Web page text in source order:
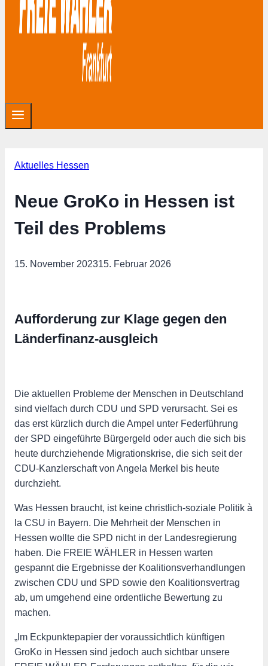
Aktuelles Hessen
Neue GroKo in Hessen ist
Teil des Problems
15. November 202315. Februar 2026
Aufforderung zur Klage gegen den
Länderfinanz-ausgleich
Die aktuellen Probleme der Menschen in Deutschland
sind vielfach durch CDU und SPD verursacht. Sei es
das erst kürzlich durch die Ampel unter Federführung
der SPD eingeführte Bürgergeld oder auch die sich bis
heute durchziehende Migrationskrise, die sich seit der
CDU-Kanzlerschaft von Angela Merkel bis heute
durchzieht.
Was Hessen braucht, ist keine christlich-soziale Politik à
la CSU in Bayern. Die Mehrheit der Menschen in
Hessen wollte die SPD nicht in der Landesregierung
haben. Die FREIE WÄHLER in Hessen warten
gespannt die Ergebnisse der Koalitionsverhandlungen
zwischen CDU und SPD sowie den Koalitionsvertrag
ab, um umgehend eine ordentliche Bewertung zu
machen.
„Im Eckpunktepapier der voraussichtlich künftigen
GroKo in Hessen sind jedoch auch sichtbar unsere